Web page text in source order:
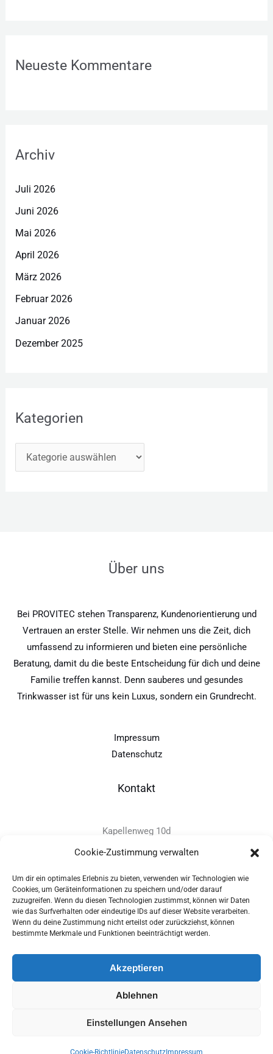
Cookie-Zustimmung verwalten
Um dir ein optimales Erlebnis zu bieten, verwenden wir Technologien wie
Cookies, um Geräteinformationen zu speichern und/oder darauf
zuzugreifen. Wenn du diesen Technologien zustimmst, können wir Daten
wie das Surfverhalten oder eindeutige IDs auf dieser Website verarbeiten.
Wenn du deine Zustimmung nicht erteilst oder zurückziehst, können
bestimmte Merkmale und Funktionen beeinträchtigt werden.
Akzeptieren
Ablehnen
Einstellungen Ansehen
Cookie-RichtlinieDatenschutz Impressum
Neueste Kommentare
Archiv
Juli 2026
Juni 2026
Mai 2026
April 2026
März 2026
Februar 2026
Januar 2026
Dezember 2025
Kategorien
Über uns
Bei PROVITEC stehen Transparenz, Kundenorientierung und
Vertrauen an erster Stelle. Wir nehmen uns die Zeit, dich
umfassend zu informieren und bieten eine persönliche
Beratung, damit du die beste Entscheidung für dich und deine
Familie treffen kannst. Denn sauberes und gesundes
Trinkwasser ist für uns kein Luxus, sondern ein Grundrecht.
Impressum
Datenschutz
Kontakt
Kapellenweg 10d
D-94575 Windorf
+49 - (0)8546 - 97 39 0
info@provitec.de
www.provitec.com
Copyright © 2026 PROVITEC Trinkwassersysteme e.K | Alle
Rechte vorbehalten |Impressum
Optimized by Seraphinite Accelerator